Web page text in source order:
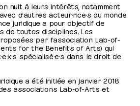
nuit à leurs intérêts, notamment
d’autres acteur·rice·s du monde
juridique a pour objectif de
de toutes disciplines. Les
par l’association Lab-of-
for the Benefits of Arts) qui
spécialisé·e·s dans le droit de
a été initiée en janvier 2018
associations Lab-of-Arts et